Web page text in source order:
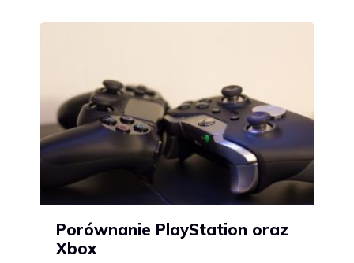
Porównanie PlayStation oraz
Xbox